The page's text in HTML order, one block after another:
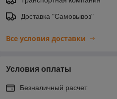
Доставка "Самовывоз"
Все условия доставки
Условия оплаты
Безналичный расчет